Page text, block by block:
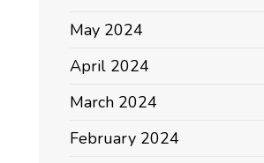
May 2024
April 2024
March 2024
February 2024